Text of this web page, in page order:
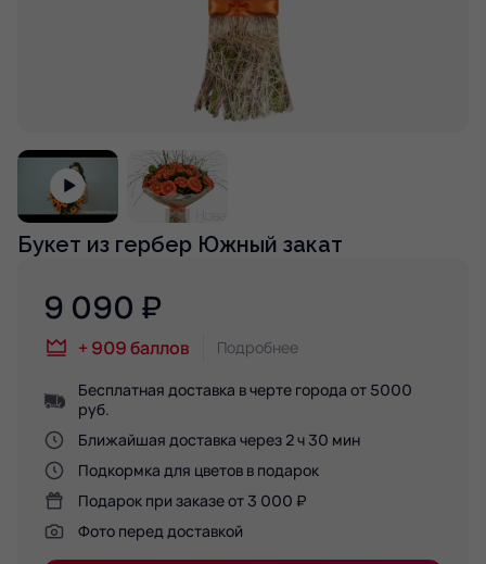
Букет из гербер Южный закат
9 090 ₽
+ 909баллов Подробнее
Бесплатная доставка в черте города от 5000
руб.
Ближайшая доставка через 2 ч 30 мин
Подкормка для цветов в подарок
Подарок при заказе от 3 000 ₽
Фото перед доставкой